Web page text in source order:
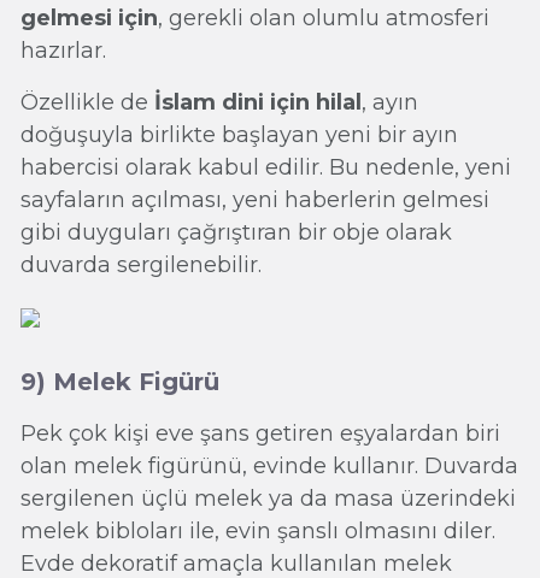
gelmesi için, gerekli olan olumlu atmosferi
hazırlar.
Özellikle de İslam dini için hilal , ayın
doğuşuyla birlikte başlayan yeni bir ayın
habercisi olarak kabul edilir. Bu nedenle, yeni
sayfaların açılması, yeni haberlerin gelmesi
gibi duyguları çağrıştıran bir obje olarak
duvarda sergilenebilir.
9) Melek Figürü
Pek çok kişi eve şans getiren eşyalardan biri
olan melek figürünü, evinde kullanır. Duvarda
sergilenen üçlü melek ya da masa üzerindeki
melek bibloları ile, evin şanslı olmasını diler.
Evde dekoratif amaçla kullanılan melek